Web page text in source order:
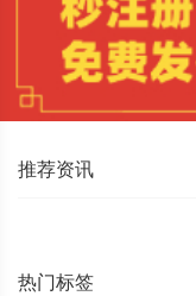
推荐资讯
热门标签